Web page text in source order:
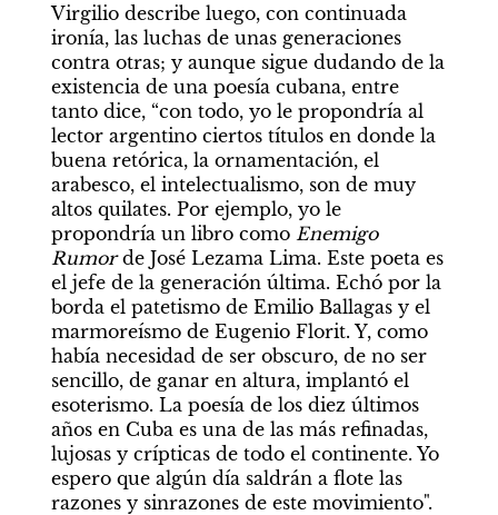
Virgilio describe luego, con continuada
ironía, las luchas de unas generaciones
contra otras; y aunque sigue dudando de la
existencia de una poesía cubana, entre
tanto dice, “con todo, yo le propondría al
lector argentino ciertos títulos en donde la
buena retórica, la ornamentación, el
arabesco, el intelectualismo, son de muy
altos quilates. Por ejemplo, yo le
propondría un libro como Enemigo
Rumor de José Lezama Lima. Este poeta es
el jefe de la generación última. Echó por la
borda el patetismo de Emilio Ballagas y el
marmoreísmo de Eugenio Florit. Y, como
había necesidad de ser obscuro, de no ser
sencillo, de ganar en altura, implantó el
esoterismo. La poesía de los diez últimos
años en Cuba es una de las más refinadas,
lujosas y crípticas de todo el continente. Yo
espero que algún día saldrán a flote las
razones y sinrazones de este movimiento".